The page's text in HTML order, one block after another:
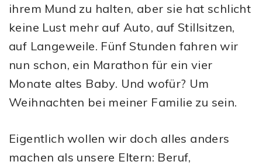
ihrem Mund zu halten, aber sie hat schlicht
keine Lust mehr auf Auto, auf Stillsitzen,
auf Langeweile. Fünf Stunden fahren wir
nun schon, ein Marathon für ein vier
Monate altes Baby. Und wofür? Um
Weihnachten bei meiner Familie zu sein.
Eigentlich wollen wir doch alles anders
machen als unsere Eltern: Beruf,